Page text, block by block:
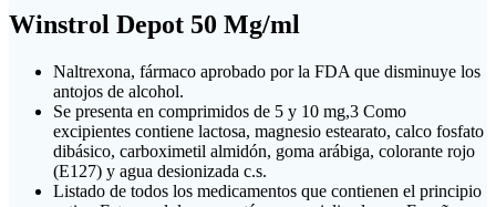
Winstrol Depot 50 Mg/ml
Naltrexona, fármaco aprobado por la FDA que disminuye los
antojos de alcohol.
Se presenta en comprimidos de 5 y 10 mg,3​ Como
excipientes contiene lactosa, magnesio estearato, calco fosfato
dibásico, carboximetil almidón, goma arábiga, colorante rojo
(E127) y agua desionizada c.s.
Listado de todos los medicamentos que contienen el principio